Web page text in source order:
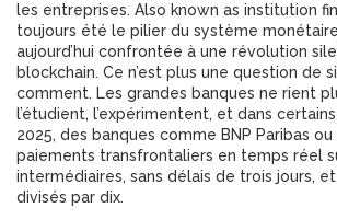
les entreprises. Also known as institution
toujours été le pilier du système
aujourd’hui confrontée à une révolution
blockchain. Ce n’est plus une question de
comment. Les grandes banques ne rient
l’étudient, l’expérimentent, et dans
2025, des banques comme BNP Paribas
paiements transfrontaliers en temps réel
intermédiaires, sans délais de trois jours,
divisés par dix.